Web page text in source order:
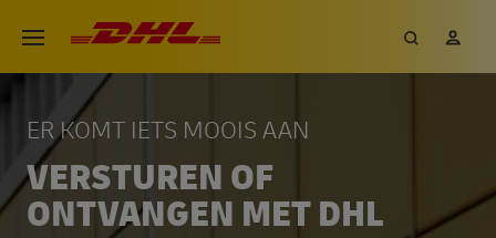
inhoud
gaan
Open menu
DHL eCommerce, ga naar de
Zoeken
VERSTUREN OF
ONTVANGEN MET DHL
ER KOMT IETS MOOIS AAN